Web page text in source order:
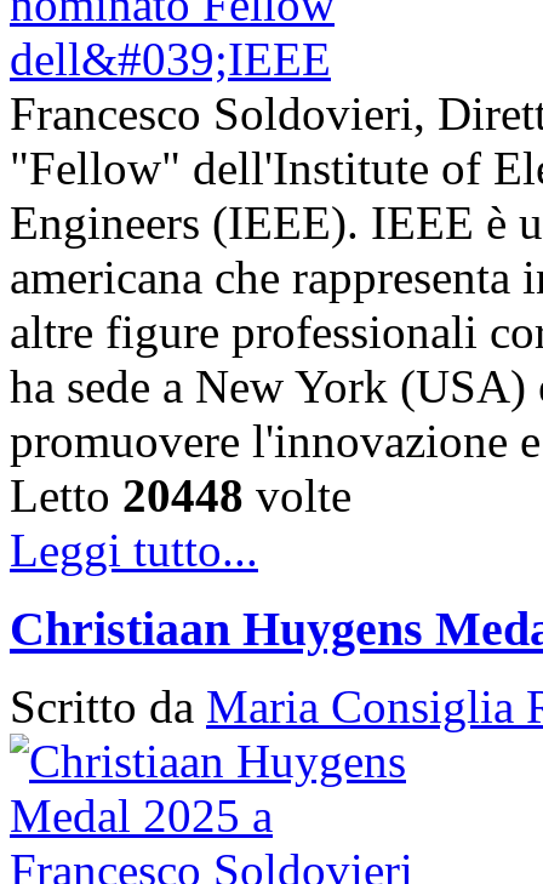
Francesco Soldovieri,
"Fellow" dell'Institute of
Engineers (IEEE). IEEE è
americana che
altre figure professionali
ha sede a New York
promuovere l'innovazione
Letto 20448 volte
Leggi tutto...
Christiaan Huygens
Scritto da Maria Consiglia